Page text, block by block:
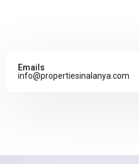
Emails
info@propertiesinalanya.com